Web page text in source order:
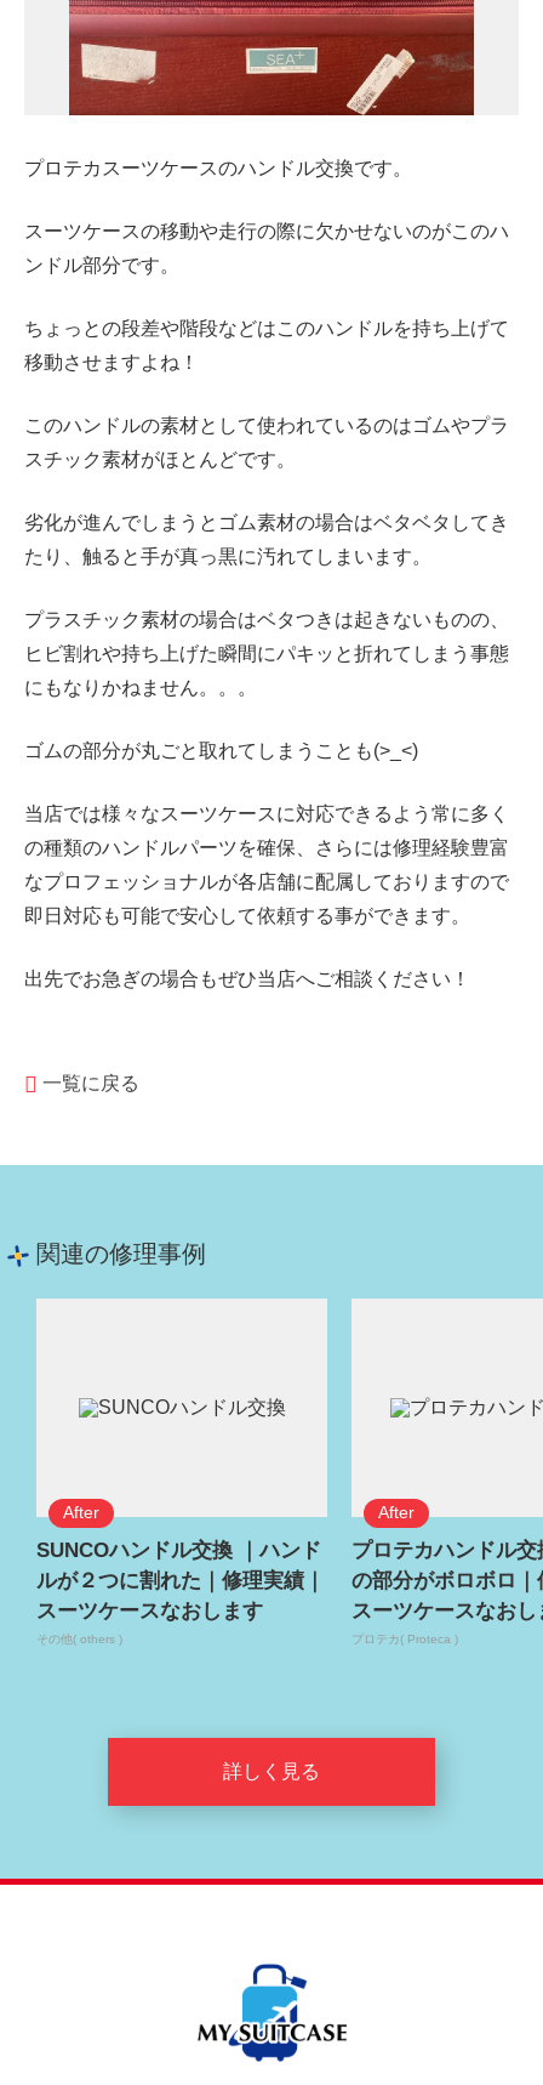
プロテカスーツケースのハンドル交換です。
スーツケースの移動や走行の際に欠かせないのがこのハ
ンドル部分です。
ちょっとの段差や階段などはこのハンドルを持ち上げて
移動させますよね！
このハンドルの素材として使われているのはゴムやプラ
スチック素材がほとんどです。
劣化が進んでしまうとゴム素材の場合はベタベタしてき
たり、触ると手が真っ黒に汚れてしまいます。
プラスチック素材の場合はベタつきは起きないものの、
ヒビ割れや持ち上げた瞬間にパキッと折れてしまう事態
にもなりかねません。。。
ゴムの部分が丸ごと取れてしまうことも(>_<)
当店では様々なスーツケースに対応できるよう常に多く
の種類のハンドルパーツを確保、さらには修理経験豊富
なプロフェッショナルが各店舗に配属しておりますので
即日対応も可能で安心して依頼する事ができます。
出先でお急ぎの場合もぜひ当店へご相談ください！
一覧に戻る
関連の修理事例
SUNCOハンドル交換 ｜ハンド
ルが２つに割れた｜修理実績｜
スーツケースなおします
その他( others )
プロテカハンドル
の部分がボロボロ｜
スーツケースなおし
プロテカ( Proteca )
詳しく見る